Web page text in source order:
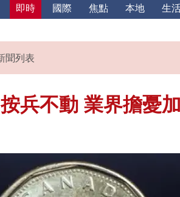
即時 國際 焦點 本地 生
聞列表
兵不動 業界擔憂